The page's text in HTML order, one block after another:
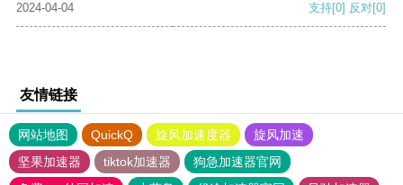
2024-04-04
支持[0] 反对[0]
友情链接
网站地图 QuickQ 旋风加速度器
旋风加速
坚果加速器
tiktok加速器
狗急加速器官网